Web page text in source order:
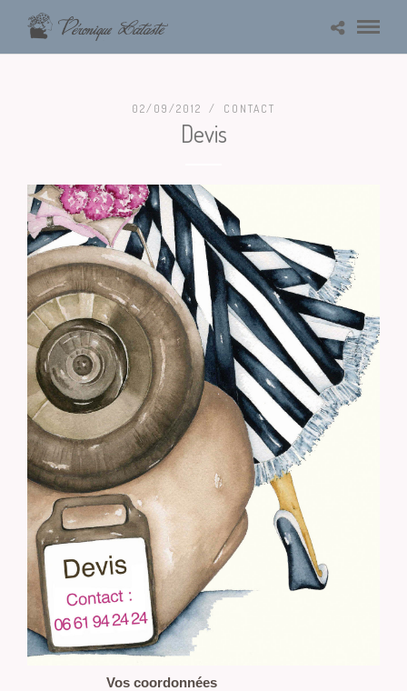
02/09/2012 / CONTACT
Devis
Vos coordonnées